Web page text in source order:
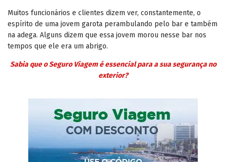
Muitos funcionários e clientes dizem ver, constantemente, o
espírito de uma jovem garota perambulando pelo bar e também
na adega. Alguns dizem que essa jovem morou nesse bar nos
tempos que ele era um abrigo.
Sabia que o Seguro Viagem é essencial para a sua segurança no
exterior?